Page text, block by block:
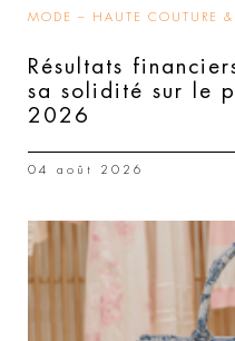
MODE – HAUTE COUTURE &
Résultats
sa solidité sur le
2026
04 août 2026